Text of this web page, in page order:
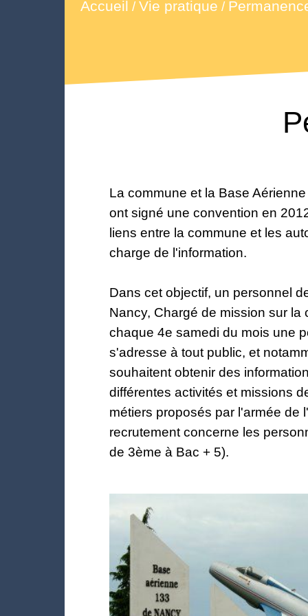
Accueil / Vie pratique /
La commune et la Base
ont signé une convention en
liens entre la commune et les
charge de l'information.
Dans cet objectif, un personnel
Nancy, Chargé de mission sur la
chaque 4e samedi du mois une
s'adresse à tout public, et
souhaitent obtenir des
différentes activités et missions
métiers proposés par l'armée de
recrutement concerne les
de 3ème à Bac + 5).